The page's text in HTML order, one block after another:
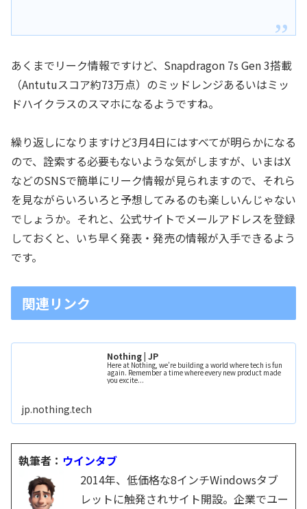
あくまでリーク情報ですけど、Snapdragon 7s Gen 3搭載
（Antutuスコア約73万点）のミッドレンジあるいはミッ
ドハイクラスのスマホになるようですね。
繰り返しになりますけど3月4日にはすべてが明らかになる
ので、詮索する必要もないような気がしますが、いまはX
などのSNSで簡単にリーク情報が見られますので、それら
を見ながらいろいろと予想してみるのも楽しいんじゃない
でしょうか。それと、公式サイトでメールアドレスを登録
しておくと、いち早く発表・発売の情報が入手できるよう
です。
関連リンク
Nothing | JP
Here at Nothing, we’re building a world where tech is fun
again. Remember a time where every new product made
you excite...
jp.nothing.tech
執筆者： ウインタブ
2014年、低価格な8インチWindowsタブ
レットに触発されサイト開設。企業でユー